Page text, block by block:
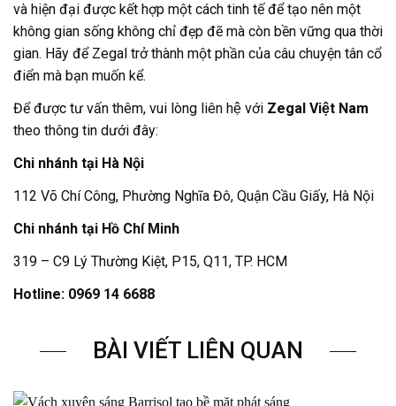
và hiện đại được kết hợp một cách tinh tế để tạo nên một
không gian sống không chỉ đẹp đẽ mà còn bền vững qua thời
gian. Hãy để Zegal trở thành một phần của câu chuyện tân cổ
điển mà bạn muốn kể.
Để được tư vấn thêm, vui lòng liên hệ với Zegal Việt Nam
theo thông tin dưới đây:
Chi nhánh tại Hà Nội
112 Võ Chí Công, Phường Nghĩa Đô, Quận Cầu Giấy, Hà Nội
Chi nhánh tại Hồ Chí Minh
319 – C9 Lý Thường Kiệt, P15, Q11, TP. HCM
Hotline: 0969 14 6688
BÀI VIẾT LIÊN QUAN